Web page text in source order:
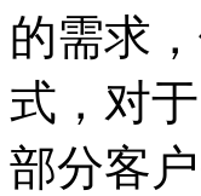
的需求
式，对
部分客